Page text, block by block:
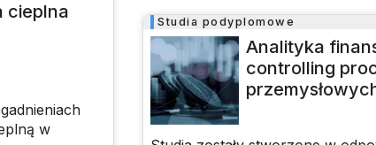
cieplna
w
Studia podyplomowe
Analityka
controlling